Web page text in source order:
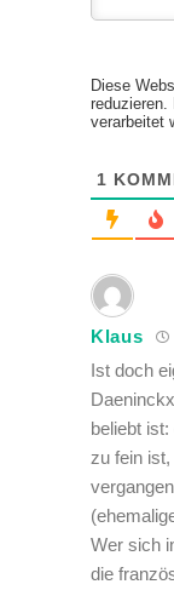
Diese
reduzieren.
verarbeitet
1
Klaus
Ist doch
beliebt
zu fein
Wer sich
die